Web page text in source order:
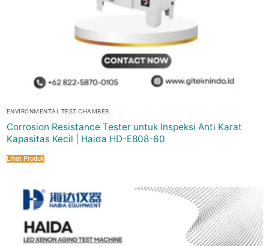
ENVIRONMENTAL TEST CHAMBER
Corrosion Resistance Tester untuk Inspeksi Anti Karat
Kapasitas Kecil | Haida HD-E808-60
Lihat Produk